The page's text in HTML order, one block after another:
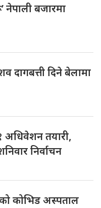
नेपाली बजारमा
दागबत्ती दिने बेलामा
अधिवेशन तयारी,
निर्वाचन
कोभिड अस्पताल